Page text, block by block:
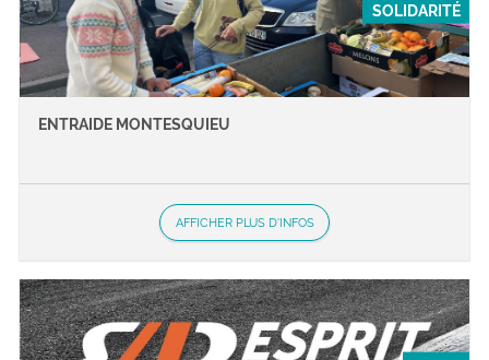
SOLIDARITÉ
ENTRAIDE MONTESQUIEU
AFFICHER PLUS D'INFOS